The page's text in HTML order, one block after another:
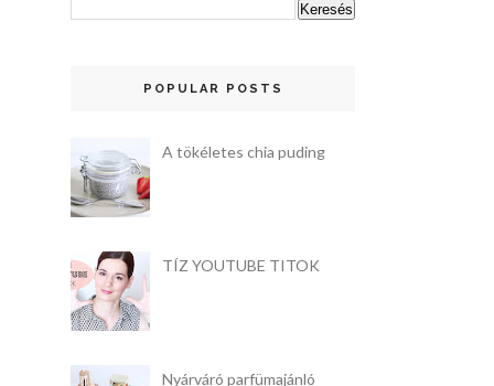
POPULAR POSTS
A tökéletes chia puding
TÍZ YOUTUBE TITOK
Nyárváró parfümajánló